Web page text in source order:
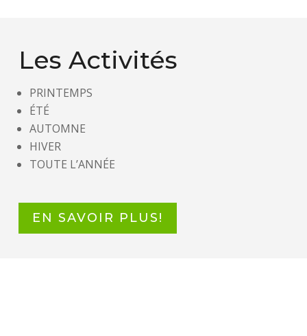
Les Activités
PRINTEMPS
ÉTÉ
AUTOMNE
HIVER
TOUTE L’ANNÉE
EN SAVOIR PLUS!